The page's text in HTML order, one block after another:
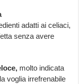
adatti ai celiaci,
senza avere
molto indicata
voglia irrefrenabile